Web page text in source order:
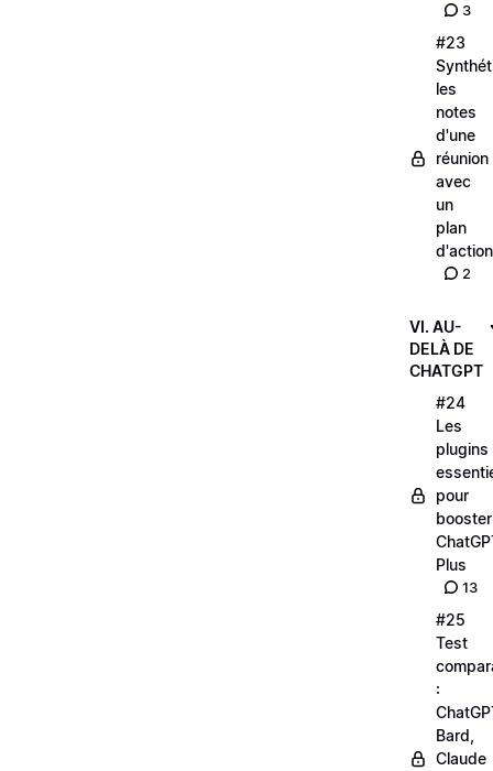
3
#23
les
notes
d'une
réunion
avec
un
plan
d'action
2
VI. AU-
DELÀ DE
CHATGPT
#24
Les
plugins
pour
booster
Plus
13
#25
Test
:
Bard,
Claude